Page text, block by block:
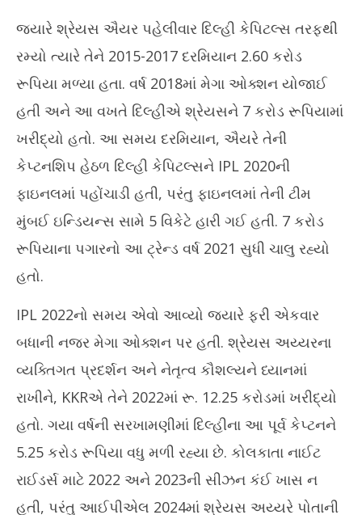
જ્યારે શ્રેયસ ઐયર પહેલીવાર દિલ્હી કેપિટલ્સ તરફથી
રમ્યો ત્યારે તેને 2015-2017 દરમિયાન 2.60 કરોડ
રૂપિયા મળ્યા હતા. વર્ષ 2018માં મેગા ઓક્શન યોજાઈ
હતી અને આ વખતે દિલ્હીએ શ્રેયસને 7 કરોડ રૂપિયામાં
ખરીદ્યો હતો. આ સમય દરમિયાન, ઐયરે તેની
કેપ્ટનશિપ હેઠળ દિલ્હી કેપિટલ્સને IPL 2020ની
ફાઇનલમાં પહોંચાડી હતી, પરંતુ ફાઇનલમાં તેની ટીમ
મુંબઈ ઇન્ડિયન્સ સામે 5 વિકેટે હારી ગઈ હતી. 7 કરોડ
રૂપિયાના પગારનો આ ટ્રેન્ડ વર્ષ 2021 સુધી ચાલુ રહ્યો
હતો.
IPL 2022નો સમય એવો આવ્યો જ્યારે ફરી એકવાર
બધાની નજર મેગા ઓક્શન પર હતી. શ્રેયસ અય્યરના
વ્યક્તિગત પ્રદર્શન અને નેતૃત્વ કૌશલ્યને ધ્યાનમાં
રાખીને, KKRએ તેને 2022માં રૂ. 12.25 કરોડમાં ખરીદ્યો
હતો. ગયા વર્ષની સરખામણીમાં દિલ્હીના આ પૂર્વ કેપ્ટનને
5.25 કરોડ રૂપિયા વધુ મળી રહ્યા છે. કોલકાતા નાઈટ
રાઈડર્સ માટે 2022 અને 2023ની સીઝન કંઈ ખાસ ન
હતી, પરંતુ આઈપીએલ 2024માં શ્રેયસ અય્યરે પોતાની